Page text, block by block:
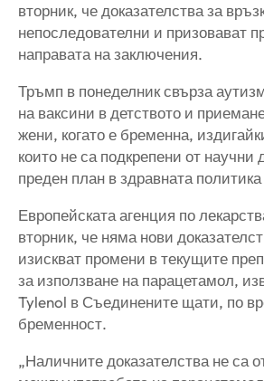
вторник, че доказателства за
непоследователни и призовават
направата на заключения.
Тръмп в понеделник свърза
на ваксини в детството и
жени, когато е бременна,
които не са подкрепени от научни
преден план в здравната
Европейската агенция по
вторник, че няма нови
изискват промени в текущите
за използване на парацетамол,
Tylenol в Съединените щати, по
бременност.
„Наличните доказателства не са